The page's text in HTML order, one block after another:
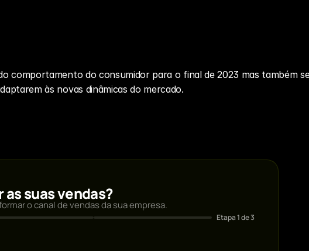
comportamento do consumidor para o final de 2023 mas também
às novas dinâmicas do mercado.
suas vendas?
o canal de vendas da sua empresa.
Etapa1de 3